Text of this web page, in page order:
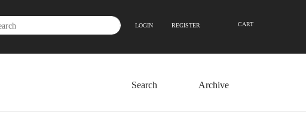
LOGIN REGISTER CART
Archive